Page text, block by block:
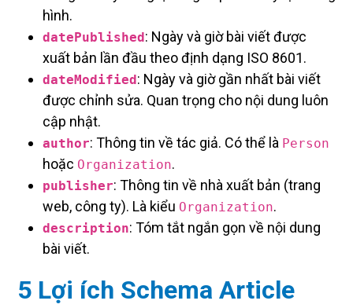
hình.
datePublished : Ngày và giờ bài viết được
xuất bản lần đầu theo định dạng ISO 8601.
dateModified : Ngày và giờ gần nhất bài viết
được chỉnh sửa. Quan trọng cho nội dung luôn
cập nhật.
author: Thông tin về tác giả. Có thể là Person
hoặc Organization.
publisher: Thông tin về nhà xuất bản (trang
web, công ty). Là kiểu Organization.
description: Tóm tắt ngắn gọn về nội dung
bài viết.
5 Lợi ích Schema Article